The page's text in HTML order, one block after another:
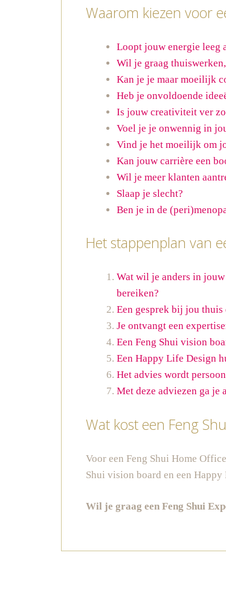
Waarom kiezen voor
Loopt jouw energie leeg
Wil je graag
Kan je je maar moeilijk
Heb je onvoldoende
Is jouw creativiteit ver
Voel je je onwennig in
Vind je het moeilijk om
Kan jouw carrière een
Wil je meer klanten
Slaap je slecht?
Ben je in de
Het stappenplan van
Wat wil je anders in
bereiken?
Een gesprek bij jou
Je ontvangt een
Een Feng Shui vision
Een Happy Life Design
Het advies wordt
Met deze adviezen ga je
Wat kost een Feng
Voor een Feng Shui Home
Shui vision board en een
Wil je graag een Feng Shui